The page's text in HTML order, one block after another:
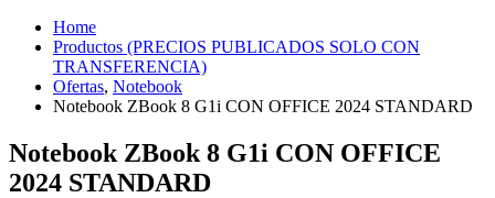
Home
Productos (PRECIOS PUBLICADOS SOLO CON
TRANSFERENCIA)
Ofertas, Notebook
Notebook ZBook 8 G1i CON OFFICE 2024 STANDARD
Notebook ZBook 8 G1i CON OFFICE
2024 STANDARD